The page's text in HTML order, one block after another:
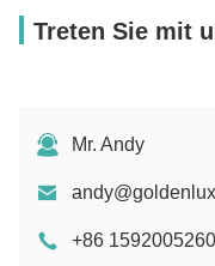
Treten Sie mit
Mr. Andy
+86